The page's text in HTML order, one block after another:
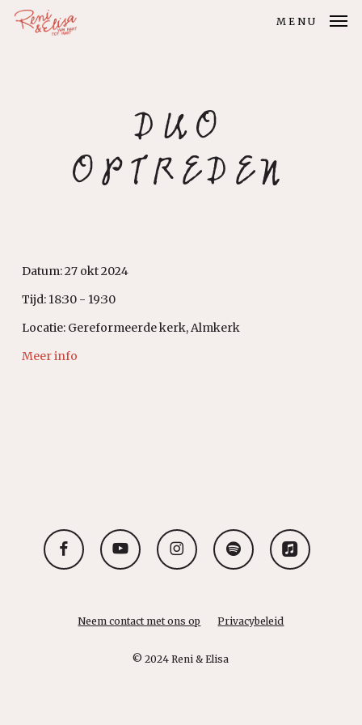
Skip
MENU
DUO
OPTREDEN
Datum:27 okt 2024
Tijd: 18:30 - 19:30
Locatie: Gereformeerde kerk, Almkerk
Meer info
facebook youtube instagram spotify applemusic
Neem contact met ons op Privacybeleid
© 2024 Reni & Elisa